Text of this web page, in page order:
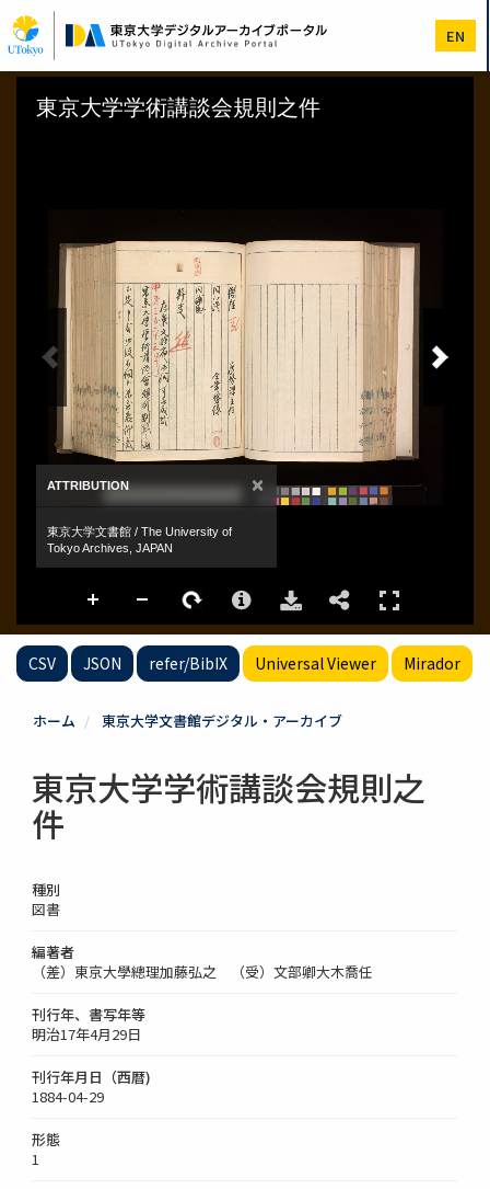
イ
ン
コ
EN
CSV JSON refer/BibIX Universal Viewer Mirador
ホーム 東京大学文書館デジタル・アーカイブ
東京大学学術講談会規則之
件
種別
図書
編著者
（差）東京大學總理加藤弘之 （受）文部卿大木喬任
刊行年、書写年等
明治17年4月29日
刊行年月日（西暦)
1884-04-29
形態
1